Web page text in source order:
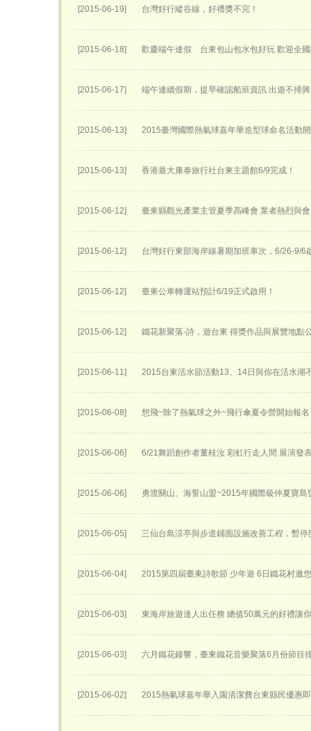
[2015-06-19] 台灣好行縱谷線，好禮獎不完！
[2015-06-18] 歡慶端午連假 台東包山包水包好玩 歡迎全
[2015-06-17] 端午連續假期，提早確認船班資訊 出遊不掃興
[2015-06-13] 2015臺灣國際熱氣球嘉年華​造型球命名活動
[2015-06-13] 香港最大康泰旅行社台東主題館6/9完成！
[2015-06-12] 臺東縣觀光產業主管夏季高峰會 業者熱烈與會
[2015-06-12] 台灣好行東部海岸線暑期加班車次，6/26-9/6
[2015-06-12] 臺東公車轉運站預計6/19正式啟用！
[2015-06-12] 鐵花新聚落-詩，遊台東 得獎作品與展覽地點
[2015-06-11] 2015台東活水節活動13、14日與你在活水湖
[2015-06-08] 想飛~除了熱氣球之外~飛行傘夏令營開始報名
[2015-06-06] 6/21舞蹈創作者董桂汝 彩虹行走人間 展演發
[2015-06-06] 勇渡關山、海誓山盟~2015年國際級仲夏寶島
[2015-06-05] 三仙台島涼亭與步道鋪面設施改善工程，暫停
[2015-06-04] 2015第四屆臺東詩歌節 少年遊 6日鐵花村邀
[2015-06-03] 東海岸旅遊達人出任務 總值50萬元的好禮讓
[2015-06-03] 六月鐵花鐘響，臺東鐵花音樂聚落6月份節目
[2015-06-02] 2015熱氣球嘉年華入園清潔費台東縣民優惠